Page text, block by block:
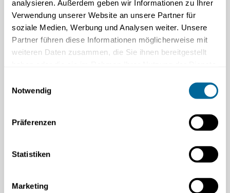
analysieren. Außerdem geben wir Informationen zu Ihrer
Verwendung unserer Website an unsere Partner für
soziale Medien, Werbung und Analysen weiter. Unsere
Partner führen diese Informationen möglicherweise mit
weiteren Daten zusammen, die Sie ihnen bereitgestellt
Notwendig
Präferenzen
Statistiken
Marketing
perfekt auf Ihre Baggersteuerung-Anforderungen
zugeschnitten ist.